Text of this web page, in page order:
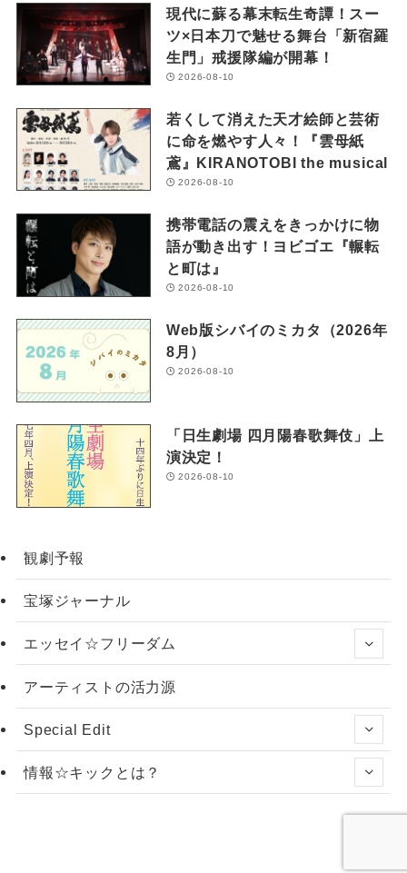
現代に蘇る幕末転生奇譚！スー
ツ×日本刀で魅せる舞台「新宿羅
生門」戒援隊編が開幕！
2026-08-10
若くして消えた天才絵師と芸術
に命を燃やす人々！『雲母紙
鳶』KIRANOTOBI the musical
2026-08-10
携帯電話の震えをきっかけに物
語が動き出す！ヨビゴエ『輾転
と町は』
2026-08-10
Web版シバイのミカタ（2026年
8月）
2026-08-10
「日生劇場 四月陽春歌舞伎」上
演決定！
2026-08-10
観劇予報
宝塚ジャーナル
エッセイ☆フリーダム
アーティストの活力源
Special Edit
情報☆キックとは？